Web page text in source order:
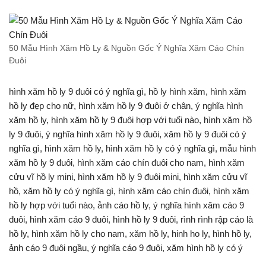
50 Mẫu Hình Xăm Hồ Ly & Nguồn Gốc Ý Nghĩa Xăm Cáo Chín
Đuôi
hình xăm hồ ly 9 đuôi có ý nghĩa gì, hồ ly hình xăm, hình xăm
hồ ly đẹp cho nữ, hình xăm hồ ly 9 đuôi ở chân, ý nghĩa hình
xăm hồ ly, hình xăm hồ ly 9 đuôi hợp với tuổi nào, hình xăm hồ
ly 9 đuôi, ý nghĩa hình xăm hồ ly 9 đuôi, xăm hồ ly 9 đuôi có ý
nghĩa gì, hình xăm hồ ly, hình xăm hồ ly có ý nghĩa gì, mẫu hình
xăm hồ ly 9 đuôi, hình xăm cáo chín đuôi cho nam, hình xăm
cửu vĩ hồ ly mini, hình xăm hồ ly 9 đuôi mini, hình xăm cửu vĩ
hồ, xăm hồ ly có ý nghĩa gì, hình xăm cáo chín đuôi, hình xăm
hồ ly hợp với tuổi nào, ảnh cáo hồ ly, ý nghĩa hình xăm cáo 9
đuôi, hình xăm cáo 9 đuôi, hình hồ ly 9 đuôi, rình rình rập cáo là
hồ ly, hình xăm hồ ly cho nam, xăm hồ ly, hinh ho ly, hình hồ ly,
ảnh cáo 9 đuôi ngầu, ý nghĩa cáo 9 đuôi, xăm hình hồ ly có ý